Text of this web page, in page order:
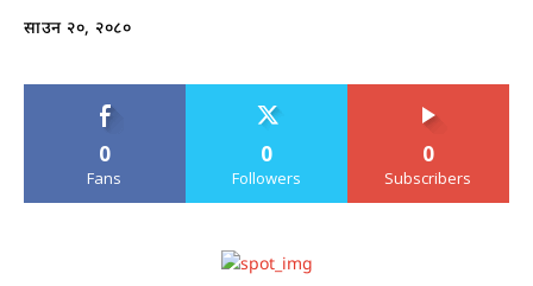
साउन २०, २०८०
0
Fans
0
Followers
0
Subscribers